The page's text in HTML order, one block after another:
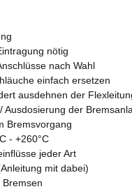
nötig
nach Wahl
einfach ersetzen
ausdehnen der
Ausdosierung der
Bremsvorgang
- +260°C
jeder Art
mit dabei)